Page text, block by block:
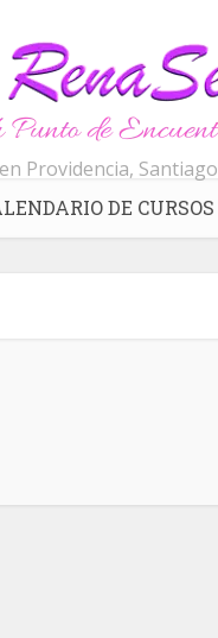
Providencia, Santiago
DE CURSOS